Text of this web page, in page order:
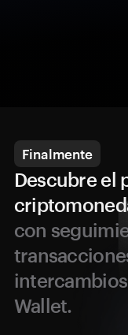
Finalmente
Descubre el
con
Wallet.